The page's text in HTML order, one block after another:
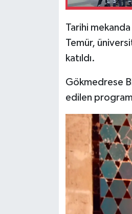
Tarihi
Temür,
katıldı.
Gökmedrese
edilen